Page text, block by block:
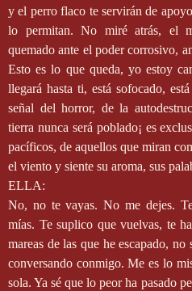
y el perro flaco te servirán de
lo permitan. No miré atrás, el
quemado ante el poder corrosivo,
Esto es lo que queda, yo estoy
llegará hasta ti, está sofocado,
señal del horror, de la
tierra nunca será poblado¡ es
pacíficos, de aquellos que miran
el viento y siente su aroma, sus
ELLA:
No, no te vayas. No me dejes.
mías. Te suplico que vuelvas, te
mareas de las que he escapado,
conversando conmigo. Me es lo
sola. Ya sé que lo peor ha pasado